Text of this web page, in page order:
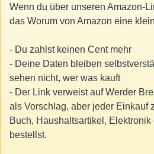
Wenn du über unseren Amazon-
das Worum von Amazon eine
- Du zahlst keinen Cent mehr
- Deine Daten bleiben
sehen nicht, wer was kauft
- Der Link verweist auf Werder
als Vorschlag, aber jeder Einkauf
Buch, Haushaltsartikel,
bestellst.